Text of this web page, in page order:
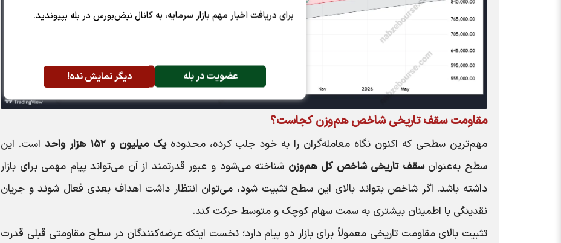
برای دریافت اخبار مهم بازار سرمایه، به کانال نبض‌بورس در بله بپیوندید.
عضویت در بله دیگر نمایش نده!
مقاومت سقف تاریخی شاخص هم‌وزن کجاست؟
مهم‌ترین سطحی که اکنون نگاه معامله‌گران را به خود جلب کرده، محدودهیک میلیون و ۱۵۲ هزار واحد
است. این
سطح به‌عنوانسقف تاریخی شاخص کل هم‌وزن شناخته می‌شود و عبور قدرتمند از آن می‌تواند پیام مهمی برای بازار
داشته باشد. اگر شاخص بتواند بالای این سطح تثبیت شود، می‌توان انتظار داشت اهداف بعدی فعال شوند و جریان
نقدینگی با اطمینان بیشتری به سمت سهام کوچک و متوسط حرکت کند.
تثبیت بالای مقاومت تاریخی معمولاً برای بازار دو پیام دارد؛ نخست اینکه عرضه‌کنندگان در سطح مقاومتی قبلی قدرت